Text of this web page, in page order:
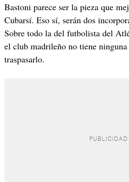
Bastoni parece ser la pieza que
Cubarsí. Eso sí, serán dos
Sobre todo la del futbolista del
el club madrileño no tiene
traspasarlo.